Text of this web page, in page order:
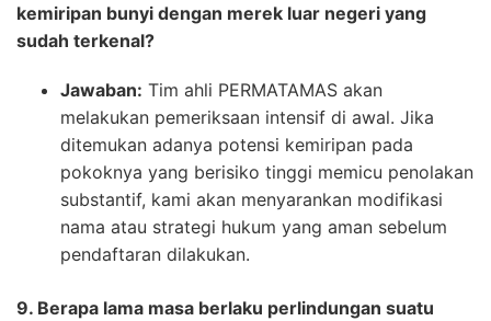
kemiripan bunyi dengan merek luar negeri yang
sudah terkenal?
Jawaban: Tim ahli PERMATAMAS akan
melakukan pemeriksaan intensif di awal. Jika
ditemukan adanya potensi kemiripan pada
pokoknya yang berisiko tinggi memicu penolakan
substantif, kami akan menyarankan modifikasi
nama atau strategi hukum yang aman sebelum
pendaftaran dilakukan.
9. Berapa lama masa berlaku perlindungan suatu